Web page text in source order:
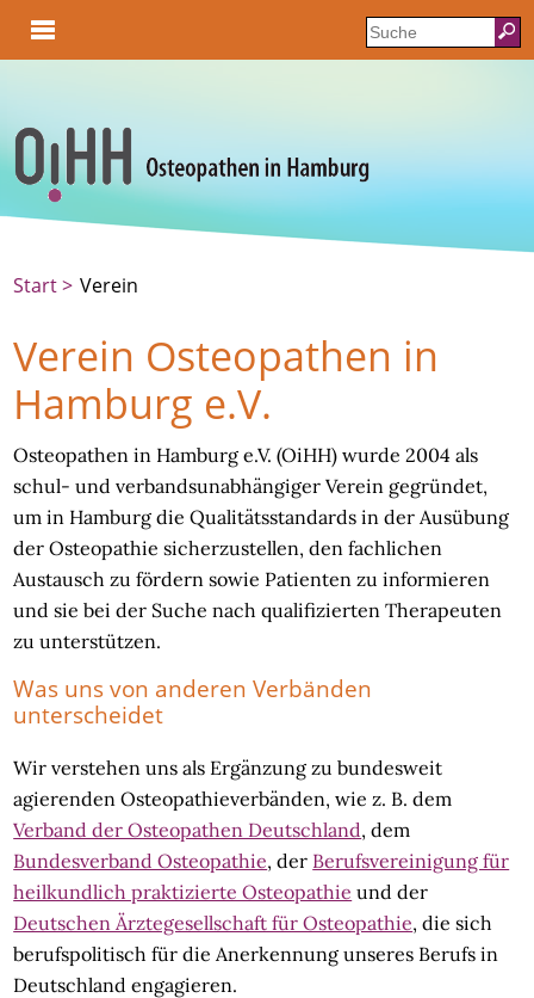
Start Verein
Verein Osteopathen in
Hamburg e.V.
Osteopathen in Hamburg e.V. (OiHH) wurde 2004 als
schul- und verbandsunabhängiger Verein gegründet,
um in Hamburg die Qualitätsstandards in der Ausübung
der Osteopathie sicherzustellen, den fachlichen
Austausch zu fördern sowie Patienten zu informieren
und sie bei der Suche nach qualifizierten Therapeuten
zu unterstützen.
Was uns von anderen Verbänden
unterscheidet
Wir verstehen uns als Ergänzung zu bundesweit
agierenden Osteopathieverbänden, wie z. B. dem
Verband der Osteopathen Deutschland, dem
Bundesverband Osteopathie, der Berufsvereinigung für
heilkundlich praktizierte Osteopathie und der
Deutschen Ärztegesellschaft für Osteopathie, die sich
berufspolitisch für die Anerkennung unseres Berufs in
Deutschland engagieren.